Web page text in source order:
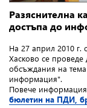
Разяснителна
достъпа до
На 27 април 2010 г.
Хасково се проведе
обсъждания на
информация".
Повече
бюлетин на ПДИ,